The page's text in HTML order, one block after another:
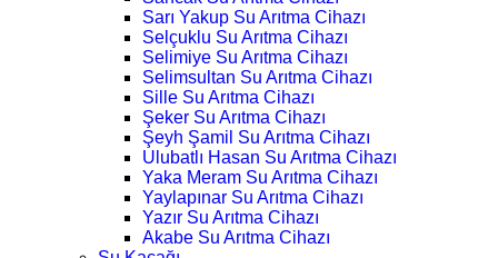
Sarı Yakup Su Arıtma Cihazı
Selçuklu Su Arıtma Cihazı
Selimiye Su Arıtma Cihazı
Selimsultan Su Arıtma Cihazı
Sille Su Arıtma Cihazı
Şeker Su Arıtma Cihazı
Şeyh Şamil Su Arıtma Cihazı
Ulubatlı Hasan Su Arıtma Cihazı
Yaka Meram Su Arıtma Cihazı
Yaylapınar Su Arıtma Cihazı
Yazır Su Arıtma Cihazı
Akabe Su Arıtma Cihazı